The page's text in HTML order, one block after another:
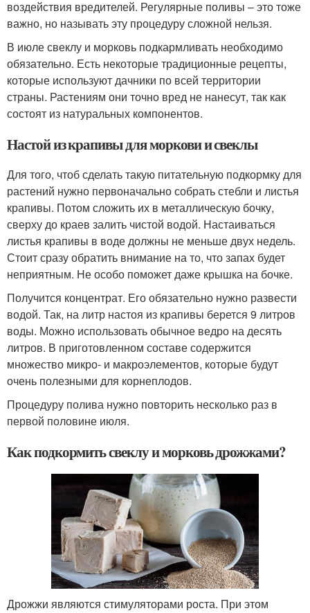
воздействия вредителей. Регулярные поливы – это тоже
важно, но называть эту процедуру сложной нельзя.
В июле свеклу и морковь подкармливать необходимо
обязательно. Есть некоторые традиционные рецепты,
которые используют дачники по всей территории
страны. Растениям они точно вред не нанесут, так как
состоят из натуральных компонентов.
Настой из крапивы для моркови и свеклы
Для того, чтоб сделать такую питательную подкормку для
растений нужно первоначально собрать стебли и листья
крапивы. Потом сложить их в металлическую бочку,
сверху до краев залить чистой водой. Настаиваться
листья крапивы в воде должны не меньше двух недель.
Стоит сразу обратить внимание на то, что запах будет
неприятным. Не особо поможет даже крышка на бочке.
Получится концентрат. Его обязательно нужно развести
водой. Так, на литр настоя из крапивы берется 9 литров
воды. Можно использовать обычное ведро на десять
литров. В приготовленном составе содержится
множество микро- и макроэлементов, которые будут
очень полезными для корнеплодов.
Процедуру полива нужно повторить несколько раз в
первой половине июля.
Как подкормить свеклу и морковь дрожжами?
Дрожжи являются стимуляторами роста. При этом